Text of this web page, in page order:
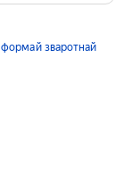
формай зваротнай